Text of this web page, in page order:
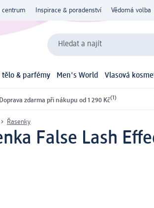
centrum Inspirace & poradenství Vědomá volba
Hledat a najít
tělo & parfémy Men's World Vlasová
Doprava zdarma při nákupu od 1 290 Kč(1)
Řasenky
False Lash